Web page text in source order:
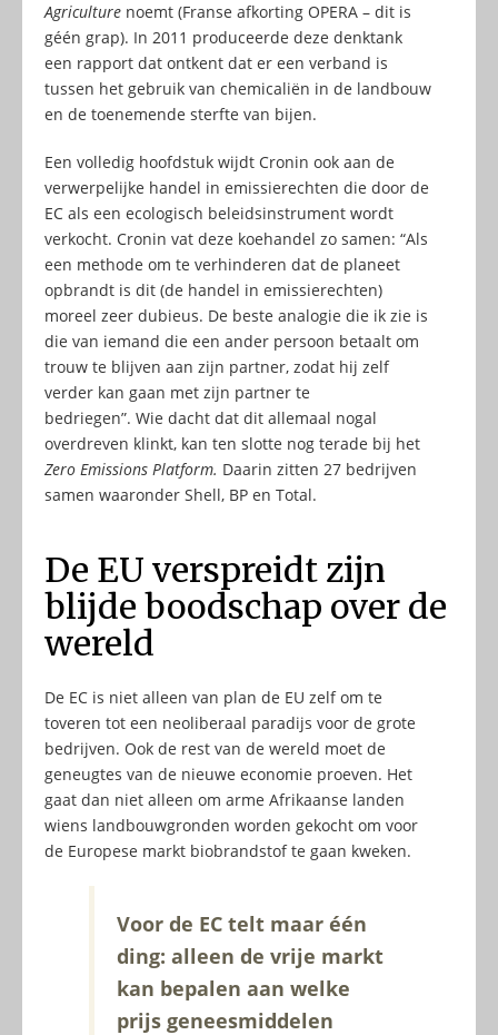
Agriculture noemt (Franse afkorting OPERA – dit is
géén grap). In 2011 produceerde deze denktank
een rapport dat ontkent dat er een verband is
tussen het gebruik van chemicaliën in de landbouw
en de toenemende sterfte van bijen.
Een volledig hoofdstuk wijdt Cronin ook aan de
verwerpelijke handel in emissierechten die door de
EC als een ecologisch beleidsinstrument wordt
verkocht. Cronin vat deze koehandel zo samen: “Als
een methode om te verhinderen dat de planeet
opbrandt is dit (de handel in emissierechten)
moreel zeer dubieus. De beste analogie die ik zie is
die van iemand die een ander persoon betaalt om
trouw te blijven aan zijn partner, zodat hij zelf
verder kan gaan met zijn partner te
bedriegen”. Wie dacht dat dit allemaal nogal
overdreven klinkt, kan ten slotte nog terade bij het
Zero Emissions Platform. Daarin zitten 27 bedrijven
samen waaronder Shell, BP en Total.
De EU verspreidt zijn
blijde boodschap over de
wereld
De EC is niet alleen van plan de EU zelf om te
toveren tot een neoliberaal paradijs voor de grote
bedrijven. Ook de rest van de wereld moet de
geneugtes van de nieuwe economie proeven. Het
gaat dan niet alleen om arme Afrikaanse landen
wiens landbouwgronden worden gekocht om voor
de Europese markt biobrandstof te gaan kweken.
Voor de EC telt maar één
ding: alleen de vrije markt
kan bepalen aan welke
prijs geneesmiddelen